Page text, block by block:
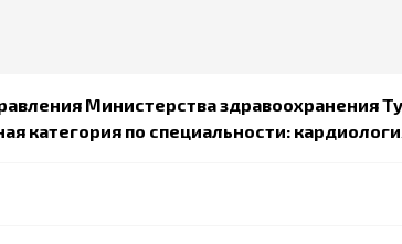
Министерства здравоохранения
категория по специальности: